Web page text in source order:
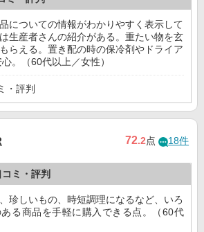
についての情報がわかりやすく表示して
生産者さんの紹介がある。重たい物を玄
らえる。置き配の時の保冷剤やドライア
。（60代以上／女性）
・評判
72.2点 18件
ミ・評判
珍しいもの、時短調理になるなど、いろ
る商品を手軽に購入できる点。（60代